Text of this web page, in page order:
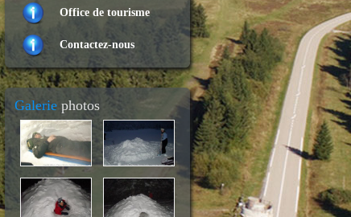
Office de tourisme
Contactez-nous
Galeriephotos